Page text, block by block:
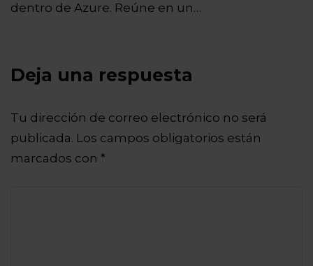
dentro de Azure. Reúne en un…
Deja una respuesta
Tu dirección de correo electrónico no será
publicada. Los campos obligatorios están
marcados con *